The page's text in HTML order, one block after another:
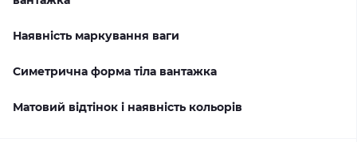
Наявність маркування ваги
Симетрична форма тіла вантажка
Матовий відтінок і наявність кольорів